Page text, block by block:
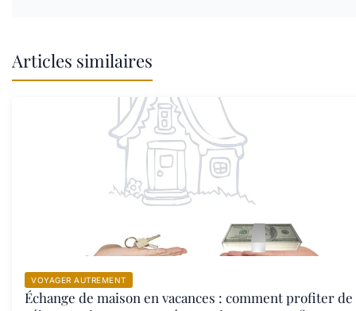
Articles similaires
VOYAGER AUTREMENT
Échange de maison en vacances : comment profiter de